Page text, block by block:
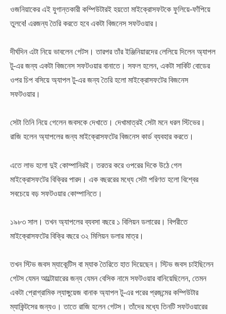
ওজনিয়াকের এই যুগান্তকারী কম্পিউটারই হয়তো মাইক্রোসফটকে ফুলিয়ে-ফাঁপিয়ে
তুলবে! এরজন্য তৈরি করতে হবে একটা বিজনেস সফটওয়ার।
দীর্ঘদিন এটা নিয়ে ভাবলেন গেটস। তারপর তাঁর ইঞ্জিনিয়ারদের লেলিয়ে দিলেন অ্যাপল
টু-এর জন্য একটা বিজনেস সফটওয়ার বানাতে। সফল হলেন, একটা সার্কিট বোডের
ওপর চিপ বসিয়ে অ্যাপল টু-এর জন্য তৈরি হলো মাইক্রোসফটের বিজনেস
সফটওয়ার।
সেটা তিনি নিয়ে গেলেন জবসকে দেখাতে। দেখামাত্রই সেটা মনে ধরল স্টিভের।
রাজি হলেন অ্যাপলের জন্য মাইক্রোসফটের বিজনেস কার্ড ব্যবহার করতে।
এতে লাভ হলো দুই কোম্পানিরই। তরতর করে ওপরের দিকে উঠে গেল
মাইক্রোসফটের বিক্রির পারদ। এক বছররের মধ্যে সেটা পরিণত হলো বিশ্বের
সবচেয়ে বড় সফটওয়ার কোম্পানিতে।
১৯৮৩ সাল। তখন অ্যাপলের ব্যবসা বছরে ১ বিলিয়ন ডলারের। বিপরীতে
মাইক্রোসফটের বিক্রি বছরে ৩২ মিলিয়ন ডলার মাত্র।
তখন স্টিভ জবস ম্যাকেন্টিস বা ম্যাক তৈরিতে হাত দিয়েছেন। স্টিভ জবস চাইছিলেন
গেটস যেমন আল্টোয়ারের জন্য যেমন বেসিক নামে সফটওয়ার বানিয়েছিলেন, তেমন
একটা প্রোগ্রামিক ল্যাঙ্গুয়েজ বানাক অ্যাপল টু-এর পরের প্রজন্মের কম্পিউটার
ম্যাকিন্টসের জন্যও। তাতে রাজি হলেন গেটস। তাঁদের মধ্যে তিনটি সফটওয়ারের